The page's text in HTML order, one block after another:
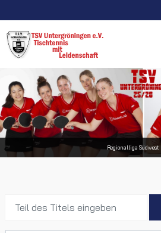
Regionalliga Südwest
des